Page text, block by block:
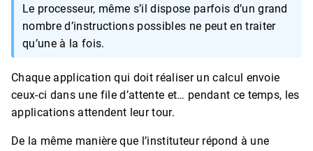
Le processeur, même s’il dispose parfois d’un grand
nombre d’instructions possibles ne peut en traiter
qu’une à la fois.
Chaque application qui doit réaliser un calcul envoie
ceux-ci dans une file d’attente et… pendant ce temps, les
applications attendent leur tour.
De la même manière que l’instituteur répond à une